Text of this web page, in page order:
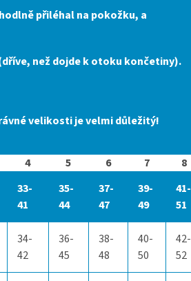
přiléhal na pokožku, a
než dojde k otoku končetiny).
velikosti je velmi důležitý!
4 5 6 7
8
33-
41
35-
44
37-
47
39-
49
41-
51
34-
42
36-
45
38-
48
40-
50
42-
52